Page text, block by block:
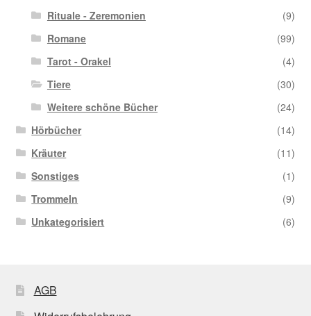
Rituale - Zeremonien
(9)
Romane
(99)
Tarot - Orakel
(4)
Tiere
(30)
Weitere schöne Bücher
(24)
Hörbücher
(14)
Kräuter
(11)
Sonstiges
(1)
Trommeln
(9)
Unkategorisiert
(6)
AGB